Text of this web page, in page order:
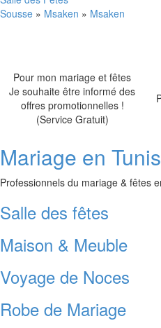
Sousse » Msaken » Msaken
Pour mon mariage et fêtes
Je souhaite être informé des
offres promotionnelles !
(Service Gratuit)
Mariage en
Professionnels du mariage & fêtes
Salle des fêtes
Maison & Meuble
Voyage de Noces
Robe de Mariage